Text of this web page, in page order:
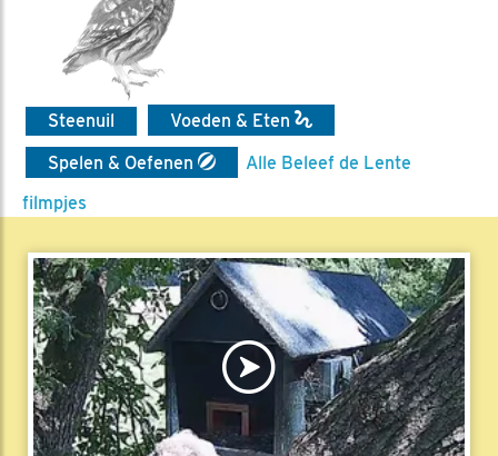
Steenuil
Voeden & Eten
Spelen & Oefenen
Alle Beleef de Lente
filmpjes